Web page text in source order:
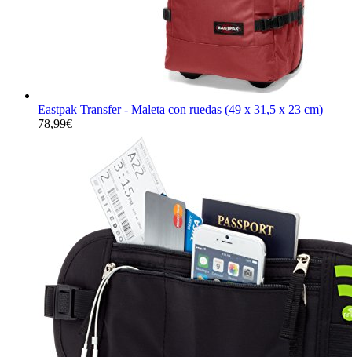
Eastpak Transfer - Maleta con ruedas (49 x 31,5 x 23 cm)
78,99€